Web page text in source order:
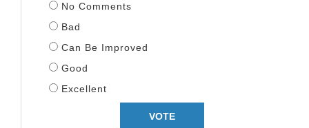
No Comments
Bad
Can Be Improved
Good
Excellent